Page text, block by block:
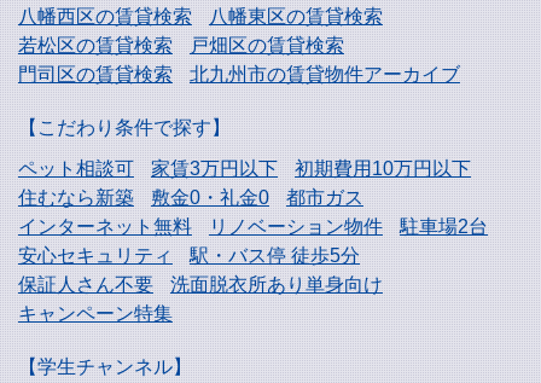
八幡西区の賃貸検索
八幡東区の賃貸検索
若松区の賃貸検索
戸畑区の賃貸検索
門司区の賃貸検索
北九州市の賃貸物件アーカイブ
【こだわり条件で探す】
ペット相談可
家賃3万円以下
初期費用10万円以下
住むなら新築
敷金0・礼金0
都市ガス
インターネット無料
リノベーション物件
駐車場2台
安心セキュリティ
駅・バス停 徒歩5分
保証人さん不要
洗面脱衣所あり単身向け
キャンペーン特集
【学生チャンネル】